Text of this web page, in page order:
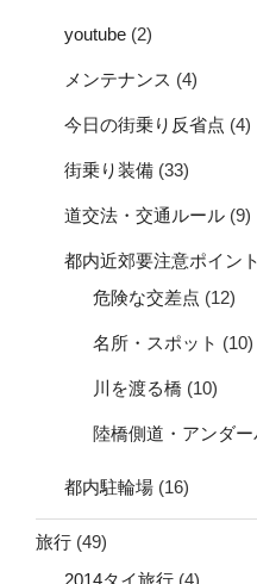
youtube (2)
メンテナンス (4)
今日の街乗り反省点 (4)
街乗り装備 (33)
道交法・交通ルール (9)
都内近郊要注意ポイント
危険な交差点 (12)
名所・スポット (10)
川を渡る橋 (10)
陸橋側道・アンダー
都内駐輪場 (16)
旅行 (49)
2014タイ旅行 (4)